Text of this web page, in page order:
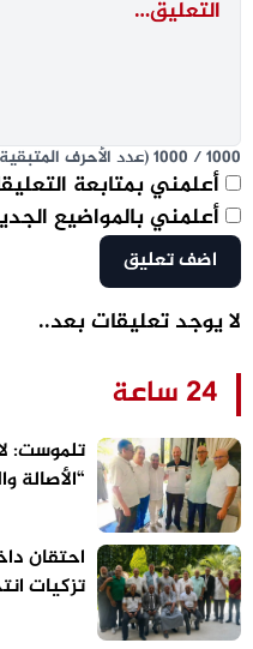
1000
/
1000(عدد الأحرف
أعلمني بمتابعة
أعلمني بالمواضيع
لا يوجد تعليقات بعد..
24 ساعة
تلموست:
“الأصالة
احتقان
تزكيات